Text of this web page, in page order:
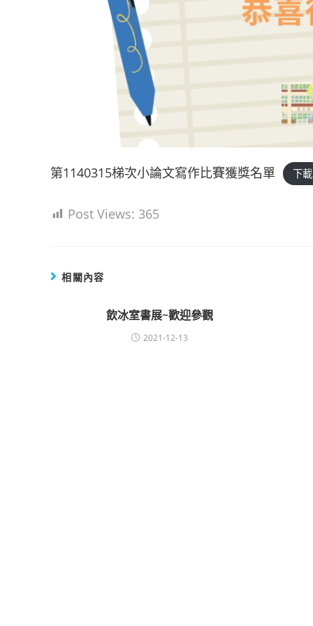
第1140315梯次小論文寫作比賽獲獎名單 下載
Post Views: 365
相關內容
飲冰室書展~歡迎參觀
2021-12-13